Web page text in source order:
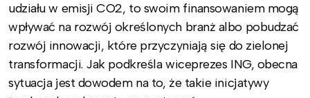
udziału w emisji CO2, to swoim finansowaniem mogą
wpływać na rozwój określonych branż albo pobudzać
rozwój innowacji, które przyczyniają się do zielonej
transformacji. Jak podkreśla wiceprezes ING, obecna
sytuacja jest dowodem na to, że takie inicjatywy